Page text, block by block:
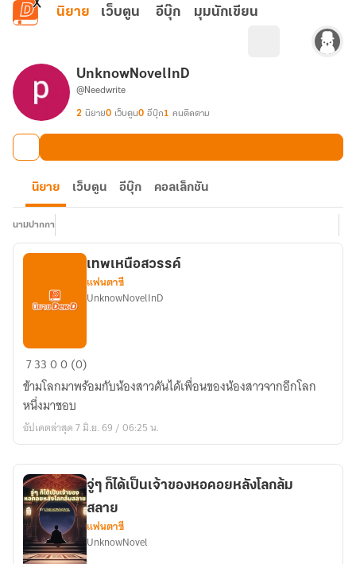
ข้ามไปยังเนื้อหาหลัก
นิยาย เว็บตูน อีบุ๊ก มุมนักเขียน
UnknowNovelInD
@Needwrite
2 นิยาย0 เว็บตูน0 อีบุ๊ก1 คนติดตาม
นิยาย เว็บตูน อีบุ๊ก คอลเล็กชัน
นามปากกา
เทพ
เหนือ
สวรรค์
เทพเหนือสวรรค์
แฟนตาซี
UnknowNovelInD
73300 (0)
ข้ามโลกมาพร้อมกับน้องสาวดันได้เพื่อนของน้องสาวจากอีกโลก
หนึ่งมาชอบ
อัปเดตล่าสุด 7 มิ.ย. 69 / 06:25 น.
จู่ๆ ก็ได้เป็นเจ้าของหอคอยหลังโลกล้ม
สลาย
แฟนตาซี
UnknowNovel